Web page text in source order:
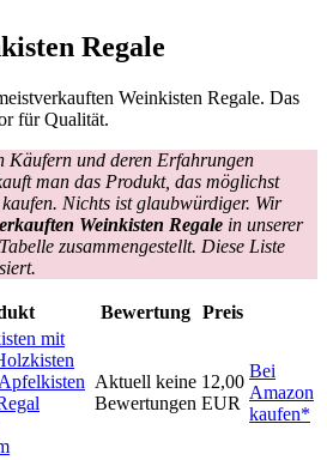
Regale
Weinkisten Regale. Das
für Qualität.
Käufern und deren Erfahrungen
man das Produkt, das möglichst
Nichts ist glaubwürdiger. Wir
Weinkisten Regale in unserer
zusammengestellt. Diese Liste
Bewertung Preis
mit
Aktuell keine
Bewertungen
12,00
EUR
Bei
Amazon
kaufen*